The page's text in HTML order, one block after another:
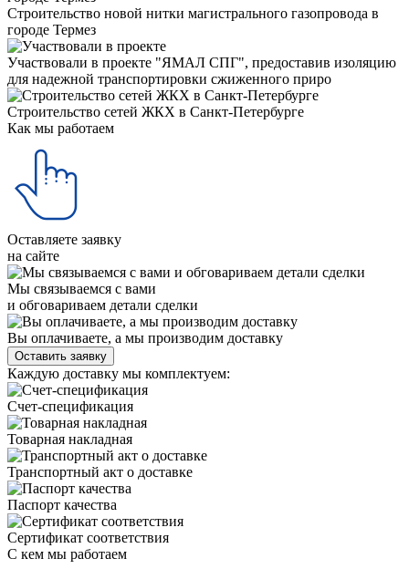
Строительство новой нитки магистрального газопровода в
городе Термез
Участвовали в проекте "ЯМАЛ СПГ", предоставив изоляцию
для надежной транспортировки сжиженного приро
Строительство сетей ЖКХ в Санкт-Петербурге
Как мы работаем
Оставляете заявку
на сайте
Мы связываемся с вами
и обговариваем детали сделки
Вы оплачиваете, а мы производим доставку
Оставить заявку
Каждую доставку мы комплектуем:
Счет-спецификация
Товарная накладная
Транспортный акт о доставке
Паспорт качества
Сертификат соответствия
С кем мы работаем